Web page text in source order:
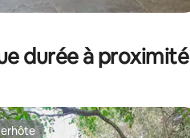
durée à proximité